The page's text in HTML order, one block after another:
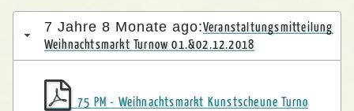
7 Jahre 8 Monate ago:Veranstaltungsmitteilung
Weihnachtsmarkt Turnow 01.&02.12.2018
75 PM - Weihnachtsmarkt Kunstscheune Turno